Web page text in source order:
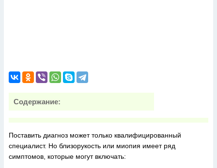
Содержание:
Поставить диагноз может только квалифицированный
специалист. Но близорукость или миопия имеет ряд
симптомов, которые могут включать: